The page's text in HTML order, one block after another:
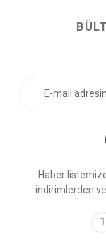
Haber
indirimlerden